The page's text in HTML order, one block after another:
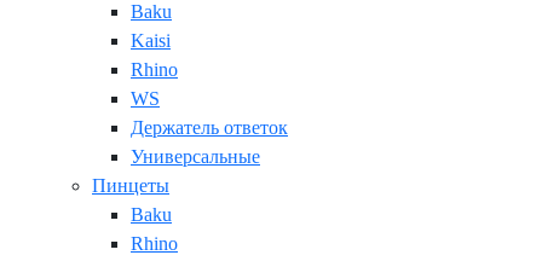
Baku
Kaisi
Rhino
WS
Держатель ответок
Универсальные
Пинцеты
Baku
Rhino